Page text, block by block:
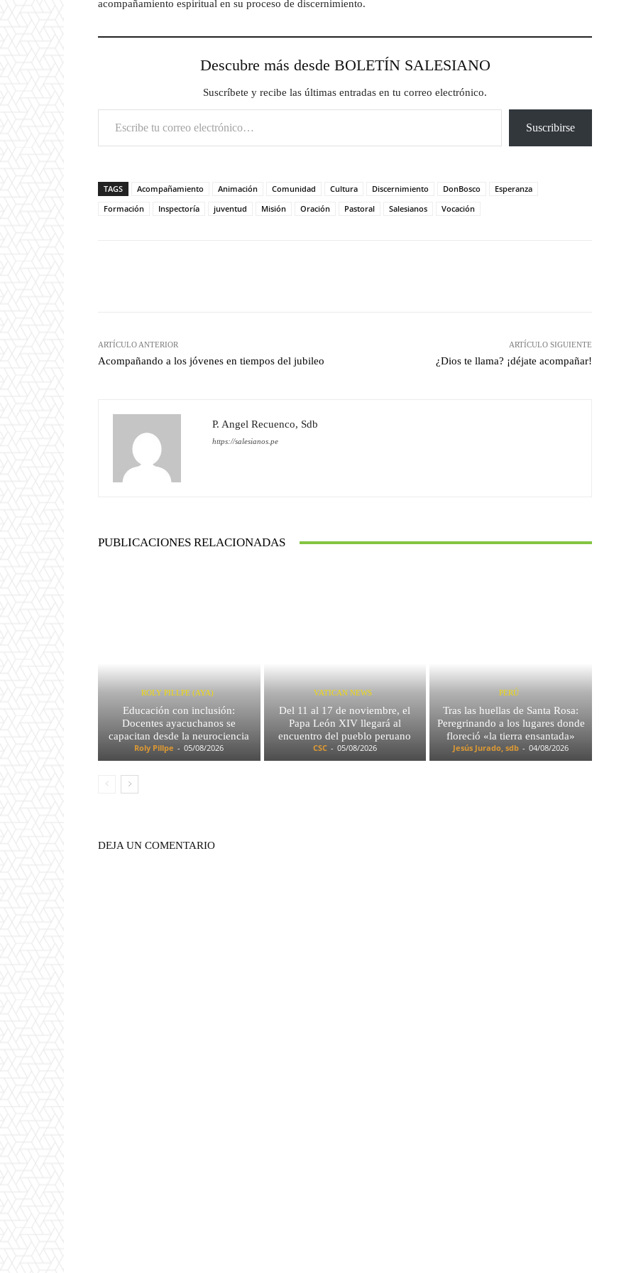
acompañamiento espiritual en su proceso de discernimiento.
Descubre más desde BOLETÍN SALESIANO
Suscríbete y recibe las últimas entradas en tu correo electrónico.
Escribe tu correo electrónico…
Suscribirse
TAGS Acompañamiento Animación Comunidad Cultura Discernimiento DonBosco
Esperanza
Formación
Inspectoría juventud Misión Oración Pastoral Salesianos Vocación
ARTÍCULO ANTERIOR
Acompañando a los jóvenes en tiempos del jubileo
ARTÍCULO SIGUIENTE
¿Dios te llama? ¡déjate acompañar!
P. Angel Recuenco, Sdb
https://salesianos.pe
PUBLICACIONES RELACIONADAS
ROLY PILLPE (AYA)
Educación con inclusión:
Docentes ayacuchanos se
capacitan desde la neurociencia
Roly Pillpe - 05/08/2026
VATICAN NEWS
Del 11 al 17 de noviembre, el
Papa León XIV llegará al
encuentro del pueblo peruano
CSC - 05/08/2026
PERÚ
Tras las huellas de Santa Rosa:
Peregrinando a los lugares donde
floreció «la tierra ensantada»
Jesús Jurado, sdb - 04/08/2026
DEJA UN COMENTARIO